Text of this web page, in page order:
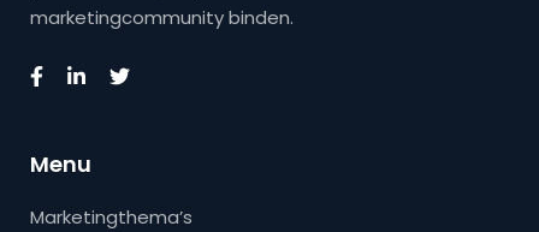
marketingcommunity binden.
Menu
Marketingthema’s